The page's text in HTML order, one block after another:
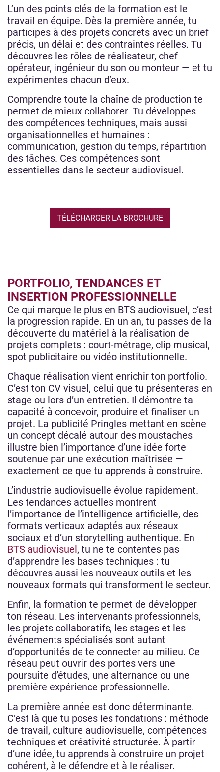
L’un des points clés de la formation est le
travail en équipe. Dès la première année, tu
participes à des projets concrets avec un brief
précis, un délai et des contraintes réelles. Tu
découvres les rôles de réalisateur, chef
opérateur, ingénieur du son ou monteur — et tu
expérimentes chacun d’eux.
Comprendre toute la chaîne de production te
permet de mieux collaborer. Tu développes
des compétences techniques, mais aussi
organisationnelles et humaines :
communication, gestion du temps, répartition
des tâches. Ces compétences sont
essentielles dans le secteur audiovisuel.
TÉLÉCHARGER LA BROCHURE
PORTFOLIO, TENDANCES ET
INSERTION PROFESSIONNELLE
Ce qui marque le plus en BTS audiovisuel, c’est
la progression rapide. En un an, tu passes de la
découverte du matériel à la réalisation de
projets complets : court-métrage, clip musical,
spot publicitaire ou vidéo institutionnelle.
Chaque réalisation vient enrichir ton portfolio.
C’est ton CV visuel, celui que tu présenteras en
stage ou lors d’un entretien. Il démontre ta
capacité à concevoir, produire et finaliser un
projet. La publicité Pringles mettant en scène
un concept décalé autour des moustaches
illustre bien l’importance d’une idée forte
soutenue par une exécution maîtrisée —
exactement ce que tu apprends à construire.
L’industrie audiovisuelle évolue rapidement.
Les tendances actuelles montrent
l’importance de l’intelligence artificielle, des
formats verticaux adaptés aux réseaux
sociaux et d’un storytelling authentique. En
BTS audiovisuel, tu ne te contentes pas
d’apprendre les bases techniques : tu
découvres aussi les nouveaux outils et les
nouveaux formats qui transforment le secteur.
Enfin, la formation te permet de développer
ton réseau. Les intervenants professionnels,
les projets collaboratifs, les stages et les
événements spécialisés sont autant
d’opportunités de te connecter au milieu. Ce
réseau peut ouvrir des portes vers une
poursuite d’études, une alternance ou une
première expérience professionnelle.
La première année est donc déterminante.
C’est là que tu poses les fondations : méthode
de travail, culture audiovisuelle, compétences
techniques et créativité structurée. À partir
d’une idée, tu apprends à construire un projet
cohérent, à le défendre et à le réaliser.